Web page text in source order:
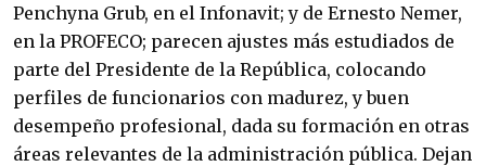
Penchyna Grub, en el Infonavit; y de Ernesto Nemer,
en la PROFECO; parecen ajustes más estudiados de
parte del Presidente de la República, colocando
perfiles de funcionarios con madurez, y buen
desempeño profesional, dada su formación en otras
áreas relevantes de la administración pública. Dejan